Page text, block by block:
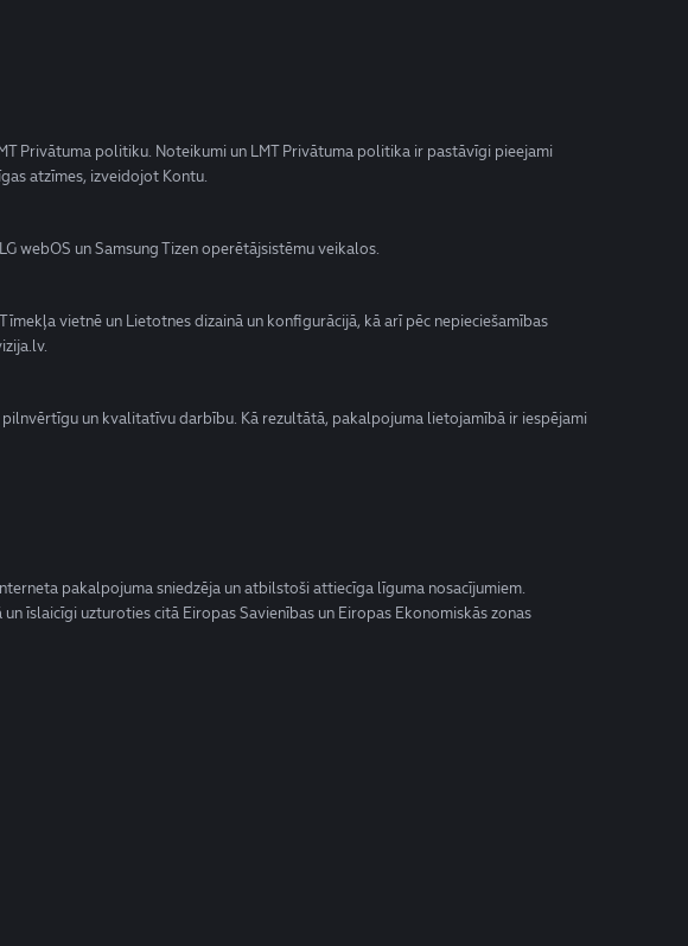
Privātuma politiku. Noteikumi un LMT Privātuma politika ir pastāvīgi pieejami
atzīmes, izveidojot Kontu.
webOS un Samsung Tizen operētājsistēmu veikalos.
vietnē un Lietotnes dizainā un konfigurācijā, kā arī pēc nepieciešamības
un kvalitatīvu darbību. Kā rezultātā, pakalpojuma lietojamībā ir iespējami
pakalpojuma sniedzēja un atbilstoši attiecīga līguma nosacījumiem.
īslaicīgi uzturoties citā Eiropas Savienības un Eiropas Ekonomiskās zonas